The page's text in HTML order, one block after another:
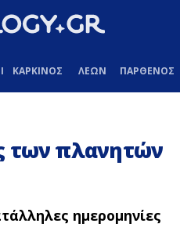
ΚΑΡΚΙΝΟΣ ΛΕΩΝ ΠΑΡΘΕΝΟΣ
των πλανητών
ημερομηνίες